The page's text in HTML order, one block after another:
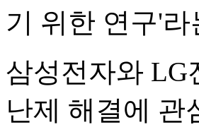
기 위한 연구'
삼성전자와 LG
난제 해결에 관